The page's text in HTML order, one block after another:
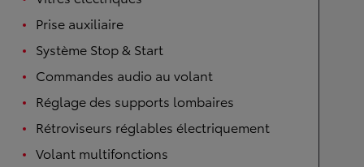
Prise auxiliaire
Système Stop & Start
Commandes audio au volant
Réglage des supports lombaires
Rétroviseurs réglables électriquement
Volant multifonctions